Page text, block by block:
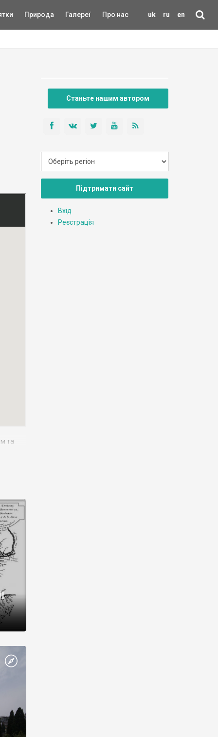
uk ru en
Природа Галереї Про нас
та
Станьте нашим автором
Підтримати сайт
Вхід
Реєстрація